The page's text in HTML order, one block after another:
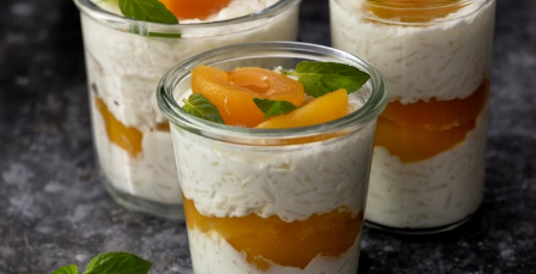
Témata
Recepty
Články
TV Program